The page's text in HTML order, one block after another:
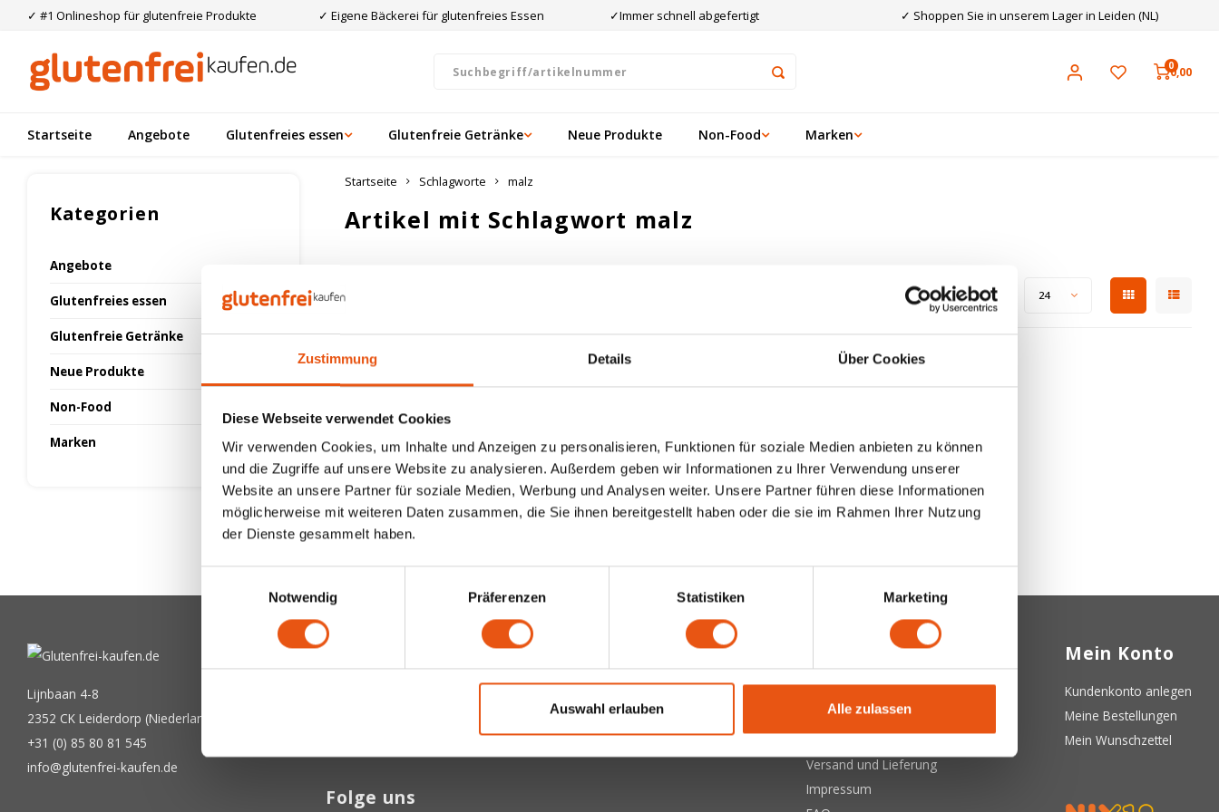
Zustimmung Details Über Cookies
Diese Webseite verwendet Cookies
Wir verwenden Cookies, um Inhalte und Anzeigen zu personalisieren, Funktionen für soziale Medien anbieten zu können
und die Zugriffe auf unsere Website zu analysieren. Außerdem geben wir Informationen zu Ihrer Verwendung unserer
Website an unsere Partner für soziale Medien, Werbung und Analysen weiter. Unsere Partner führen diese Informationen
möglicherweise mit weiteren Daten zusammen, die Sie ihnen bereitgestellt haben oder die sie im Rahmen Ihrer Nutzung
der Dienste gesammelt haben.
Notwendig
Präferenzen Statistiken Marketing
Auswahl erlauben Alle zulassen
✓ #1 Onlineshop für glutenfreie Produkte ✓ Eigene Bäckerei für glutenfreies Essen ✓Immer schnell abgefertigt ✓ Shoppen Sie in unserem Lager in Leiden (NL)
00,00
Startseite Angebote Glutenfreies essen Glutenfreie Getränke Neue Produkte Non-Food Marken
Kategorien
Angebote
Glutenfreies essen
Glutenfreie Getränke
Neue Produkte
Non-Food
Marken
Startseite Schlagworte malz
Artikel mit Schlagwort malz
Zeige 1 - 0 von 0 Anzeigen: 24
Lijnbaan 4-8
2352 CK Leiderdorp (Niederlande)
+31 (0) 85 80 81 545
info@glutenfrei-kaufen.de
Bekommen Sie letzten Updates, Neuigkeiten und Promotionen per E-Mail
Abonnieren
Folge uns
Kundendienst
Über uns
Allgemeine Geschäftsbedingungen
Datenschutzerklärung
Versand und Lieferung
Impressum
Mein Konto
Kundenkonto anlegen
Meine Bestellungen
Mein Wunschzettel